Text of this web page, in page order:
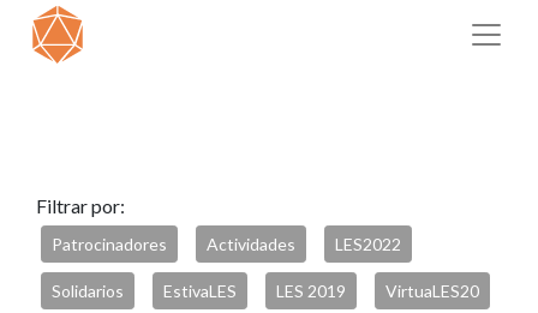
Filtrar por:
Patrocinadores Actividades LES2022
Solidarios EstivaLES LES 2019 VirtuaLES20